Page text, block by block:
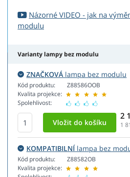
Názorné VIDEO - jak na
modulu
Varianty lampy bez modulu
ZNAČKOVÁ lampa bez modulu
Kód produktu:
Kvalita projekce:
Spolehlivost:
Z88586OOB
2
1
KOMPATIBILNÍlampa bez
Kód produktu:
Kvalita projekce:
Z88582OB